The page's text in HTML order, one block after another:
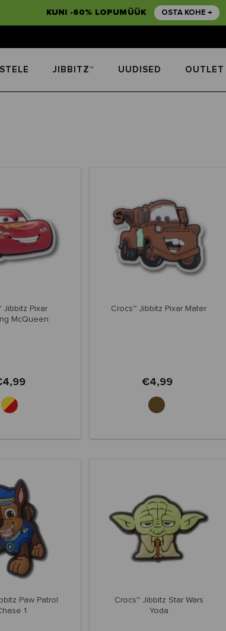
KUNI -60% LOPUMÜÜK OSTA KOHE →
JIBBITZ™ UUDISED OUTLET
Jibbitz Pixar
McQueen
Crocs™ Jibbitz Pixar Mater
€4,99
Paw Patrol
1
Crocs™ Jibbitz Star Wars
Yoda